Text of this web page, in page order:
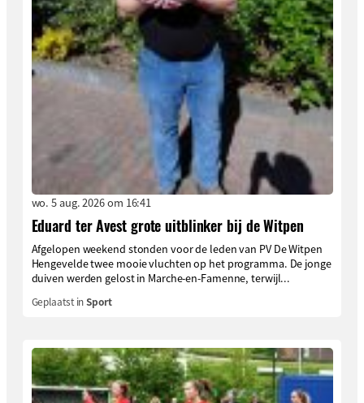
wo. 5 aug. 2026 om 16:41
Eduard ter Avest grote uitblinker bij de Witpen
Afgelopen weekend stonden voor de leden van PV De Witpen
Hengevelde twee mooie vluchten op het programma. De jonge
duiven werden gelost in Marche-en-Famenne, terwijl...
Geplaatst inSport